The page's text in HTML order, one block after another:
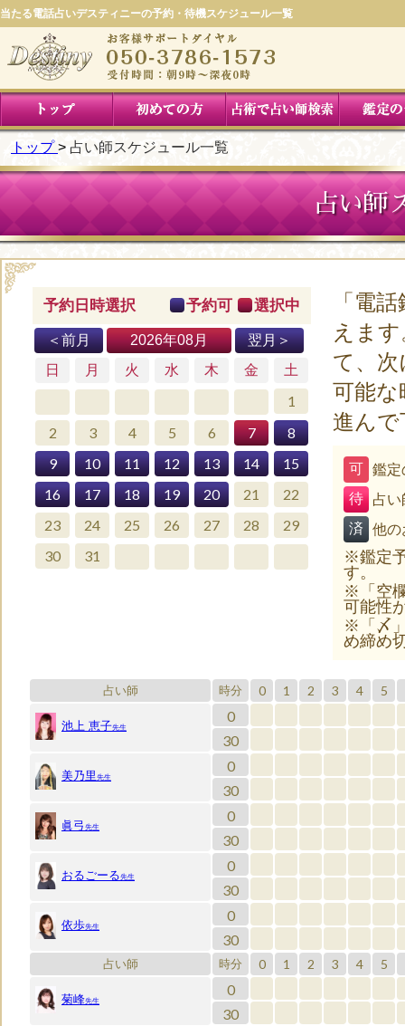
当たる電話占いデスティニーの予約・待機スケジュール一覧
トップ 占い師スケジュール一覧
占い師
予約日時選択 予約可 選択中
＜前月 2026年08月
翌月＞
日
月 火 水 木 金 土
1
2
3 4 5 6 7
8
9
10 11 12 13 14
15
16
17 18 19 20 21
22
23
24 25 26 27 28
29
30
31
「電
えま
て、
可能な
進んで
可 鑑定
待
占
済
他の
※鑑定
す。
※「空
可能性
※「〆
め締め
占い師 時分 0 1 2 3 4 5
池上 恵子先生
0
30
美乃里先生
0
30
眞弓 先生
0
30
おるごーる先生
0
30
依歩先生
0
30
占い師 時分 0 1 2 3 4 5
菊峰先生
0
30